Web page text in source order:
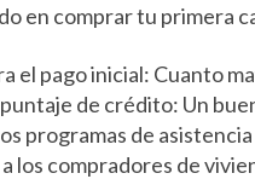
en comprar tu primera
el pago inicial: Cuanto
de crédito: Un
programas de
los compradores de